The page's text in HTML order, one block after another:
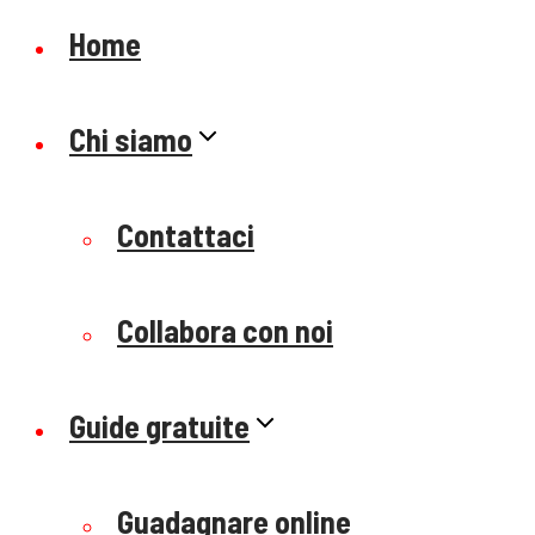
Home
Chi siamo
Contattaci
Collabora con noi
Guide gratuite
Guadagnare online